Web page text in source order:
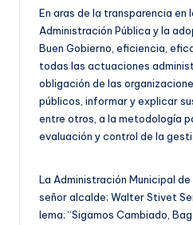
En aras de la transparencia en
Administración Pública y la
Buen Gobierno, eficiencia,
todas las actuaciones
obligación de las
públicos, informar y explicar
entre otros, a la metodología
evaluación y control de la
La Administración Municipal
señor alcalde; Walter Stivet
lema; “Sigamos Cambiado,